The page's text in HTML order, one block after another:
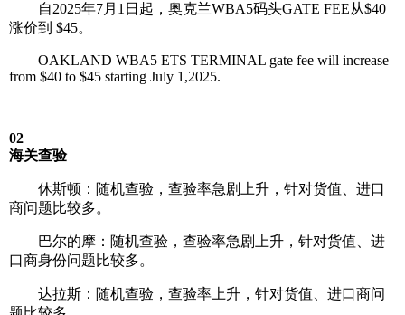
自2025年7月1日起，奥克兰WBA5码头GATE FEE从$40
涨价到 $45。
OAKLAND WBA5 ETS TERMINAL gate fee will increase
from $40 to $45 starting July 1,2025.
02
海关查验
休斯顿：随机查验，查验率急剧上升，针对货值、进口
商问题比较多。
巴尔的摩：随机查验，查验率急剧上升，针对货值、进
口商身份问题比较多。
达拉斯：随机查验，查验率上升，针对货值、进口商问